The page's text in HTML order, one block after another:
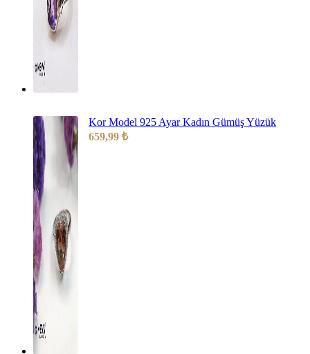
Kor Model 925 Ayar Kadın Gümüş Yüzük
659,99 ₺